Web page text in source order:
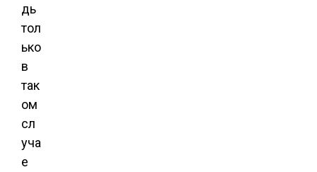
дь
тол
ько
в
так
ом
сл
уча
е